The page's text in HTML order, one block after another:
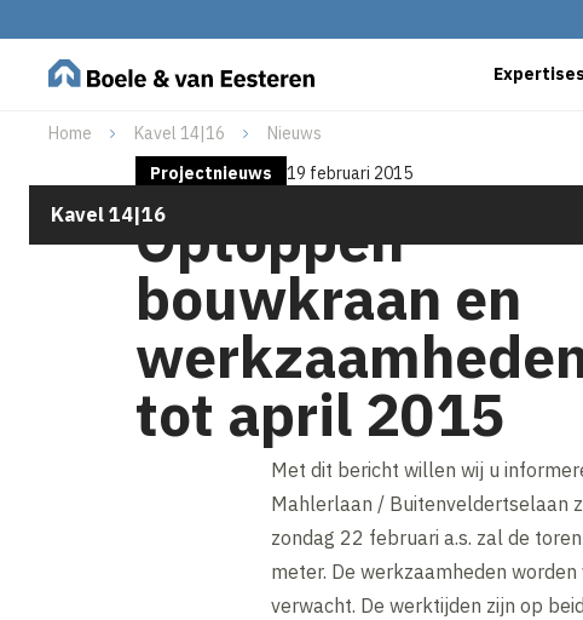
Expertises
Home Kavel 14|16 Nieuws
Kavel 14|16
Projectnieuws 19 februari 2015
Optoppen
bouwkraan en
tot april 2015
Met dit bericht willen wij u
Mahlerlaan / Buitenveldertselaan
zondag 22 februari a.s. zal de
meter. De werkzaamheden
verwacht. De werktijden zijn op